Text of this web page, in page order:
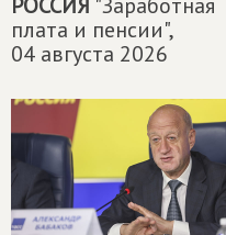
плата и пенсии",
04 августа 2026